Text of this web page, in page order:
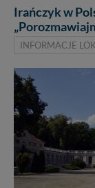
Irańczyk w
INFORMACJE